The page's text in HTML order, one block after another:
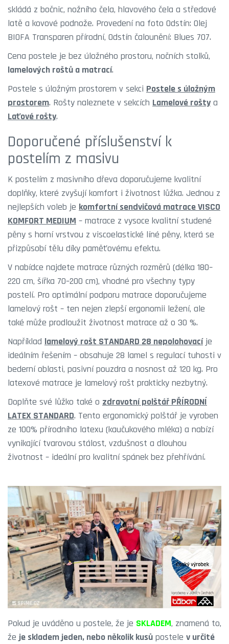
skládá z bočnic, nožního čela, hlavového čela a středové
latě a kovové podnože. Provedení na foto Odstín: Olej
BIOFA Transparen přírodní, Odstín čalounění: Blues 707.
Cena postele je bez úložného prostoru, nočních stolků,
lamelových roštů a matrací.
Postele s úložným prostorem v sekci Postele s úložným
prostorem. Rošty naleznete v sekcích Lamelové rošty a
Laťové rošty.
Doporučené příslušenství k
postelím z masivu
K postelím z masivního dřeva doporučujeme kvalitní
doplňky, které zvyšují komfort i životnost lůžka. Jednou z
nejlepších voleb je komfortní sendvičová matrace VISCO
KOMFORT MEDIUM – matrace z vysoce kvalitní studené
pěny s horní vrstvou z viscoelastické líné pěny, která se
přizpůsobí tělu díky paměťovému efektu.
V nabídce najdete matrace různých rozměrů (délka 180–
220 cm, šířka 70–200 cm), vhodné pro všechny typy
postelí. Pro optimální podporu matrace doporučujeme
lamelový rošt – ten nejen zlepší ergonomii ležení, ale
také může prodloužit životnost matrace až o 30 %.
Například lamelový rošt STANDARD 28 nepolohovacíje
ideálním řešením – obsahuje 28 lamel s regulací tuhosti v
bederní oblasti, pasivní pouzdra a nosnost až 120 kg. Pro
latexové matrace je lamelový rošt prakticky nezbytný.
Doplňte své lůžko také o zdravotní polštář PŘÍRODNÍ
LATEX STANDARD. Tento ergonomický polštář je vyroben
ze 100% přírodního latexu (kaučukového mléka) a nabízí
vynikající tvarovou stálost, vzdušnost a dlouhou
životnost – ideální pro kvalitní spánek bez přehřívání.
Pokud je uváděno u postele, že je SKLADEM, znamená to,
žeje skladem jeden, nebo několik kusů postele v určité